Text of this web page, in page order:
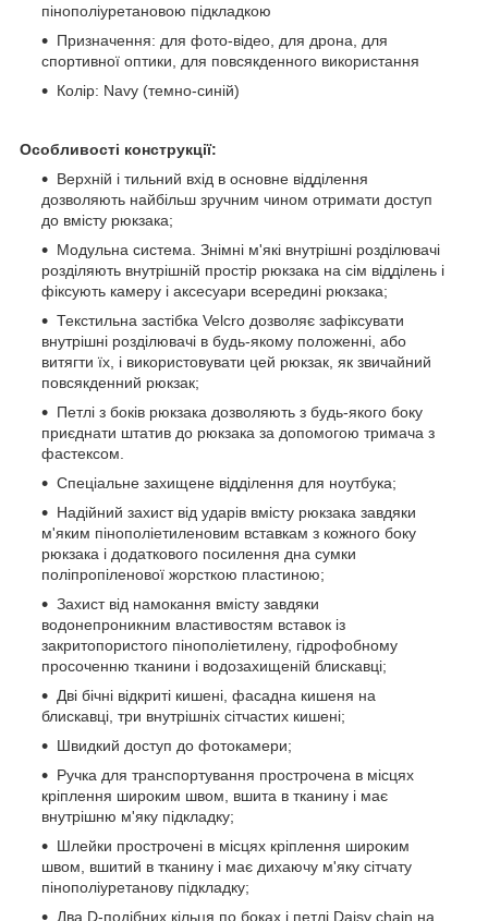
пінополіуретановою підкладкою
Призначення: для фото-відео, для дрона, для
спортивної оптики, для повсякденного використання
Колір: Navy (темно-синій)
Особливості конструкції:
Верхній і тильний вхід в основне відділення
дозволяють найбільш зручним чином отримати доступ
до вмісту рюкзака;
Модульна система. Знімні м'які внутрішні розділювачі
розділяють внутрішній простір рюкзака на сім відділень і
фіксують камеру і аксесуари всередині рюкзака;
Текстильна застібка Velcro дозволяє зафіксувати
внутрішні розділювачі в будь-якому положенні, або
витягти їх, і використовувати цей рюкзак, як звичайний
повсякденний рюкзак;
Петлі з боків рюкзака дозволяють з будь-якого боку
приєднати штатив до рюкзака за допомогою тримача з
фастексом.
Спеціальне захищене відділення для ноутбука;
Надійний захист від ударів вмісту рюкзака завдяки
м'яким пінополіетиленовим вставкам з кожного боку
рюкзака і додаткового посилення дна сумки
поліпропіленової жорсткою пластиною;
Захист від намокання вмісту завдяки
водонепроникним властивостям вставок із
закритопористого пінополіетилену, гідрофобному
просоченню тканини і водозахищеній блискавці;
Дві бічні відкриті кишені, фасадна кишеня на
блискавці, три внутрішніх сітчастих кишені;
Швидкий доступ до фотокамери;
Ручка для транспортування прострочена в місцях
кріплення широким швом, вшита в тканину і має
внутрішню м'яку підкладку;
Шлейки прострочені в місцях кріплення широким
швом, вшитий в тканину і має дихаючу м'яку сітчату
пінополіуретанову підкладку;
Два D-подібних кільця по боках і петлі Daisy chain на